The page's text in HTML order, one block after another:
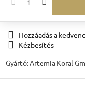
Hozzáadás a
Kézbesítés
Gyártó:Artemia Koral